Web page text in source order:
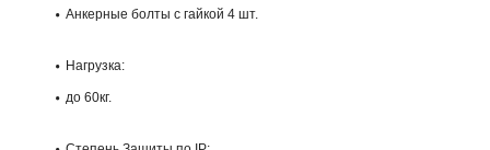
Анкерные болты с гайкой 4 шт.
Нагрузка:
до 60кг.